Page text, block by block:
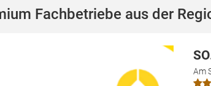
Fachbetriebe aus der
Am